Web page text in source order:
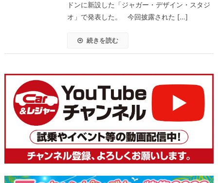
ドンに新設した「ジャガー・デザイン・スタジ
オ」で発表した。 今回披露された […]
続きを読む